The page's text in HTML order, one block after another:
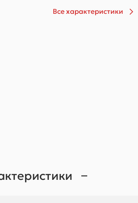
Все характеристики